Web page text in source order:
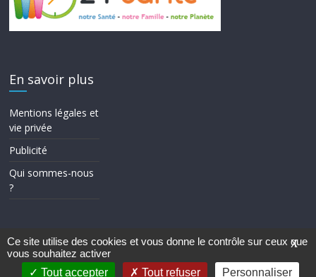
En savoir plus
Mentions légales et
vie privée
Publicité
Qui sommes-nous
?
Copyright © 2026
Theme ColorMag par
ThemeGrill.. Propulsé parWordPress.
X
Ce site utilise des cookies et vous donne le contrôle sur ceux que
vous souhaitez activer
Tout accepter
Tout refuser Personnaliser